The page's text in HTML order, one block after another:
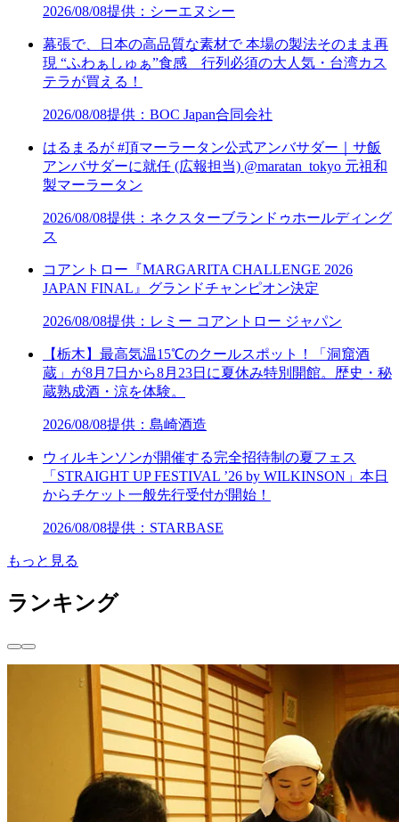
2026/08/08提供：シーエヌシー
幕張で、日本の高品質な素材で 本場の製法そのまま再
現 “ふわぁしゅぁ”食感 行列必須の大人気・台湾カス
テラが買える！
2026/08/08提供：BOC Japan合同会社
はるまるが #頂マーラータン公式アンバサダー｜サ飯
アンバサダーに就任 (広報担当) @maratan_tokyo 元祖和
製マーラータン
2026/08/08提供：ネクスターブランドゥホールディング
ス
コアントロー『MARGARITA CHALLENGE 2026
JAPAN FINAL』グランドチャンピオン決定
2026/08/08提供：レミー コアントロー ジャパン
【栃木】最高気温15℃のクールスポット！「洞窟酒
蔵」が8月7日から8月23日に夏休み特別開館。歴史・秘
蔵熟成酒・涼を体験。
2026/08/08提供：島崎酒造
ウィルキンソンが開催する完全招待制の夏フェス
「STRAIGHT UP FESTIVAL ’26 by WILKINSON」本日
からチケット一般先行受付が開始！
2026/08/08提供：STARBASE
もっと見る
ランキング